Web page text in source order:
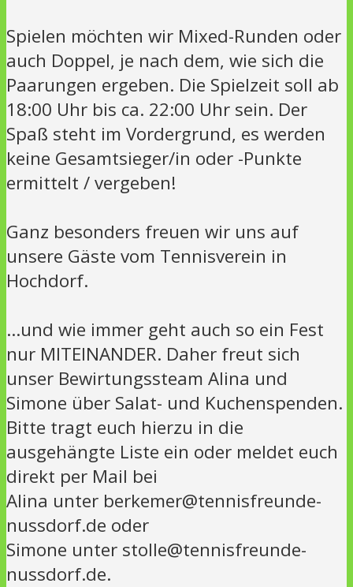
Spielen möchten wir Mixed-Runden oder
auch Doppel, je nach dem, wie sich die
Paarungen ergeben. Die Spielzeit soll ab
18:00 Uhr bis ca. 22:00 Uhr sein. Der
Spaß steht im Vordergrund, es werden
keine Gesamtsieger/in oder -Punkte
ermittelt / vergeben!
Ganz besonders freuen wir uns auf
unsere Gäste vom Tennisverein in
Hochdorf.
…und wie immer geht auch so ein Fest
nur MITEINANDER. Daher freut sich
unser Bewirtungssteam Alina und
Simone über Salat- und Kuchenspenden.
Bitte tragt euch hierzu in die
ausgehängte Liste ein oder meldet euch
direkt per Mail bei
Alina unter berkemer@tennisfreunde-
nussdorf.de oder
Simone unter stolle@tennisfreunde-
nussdorf.de.